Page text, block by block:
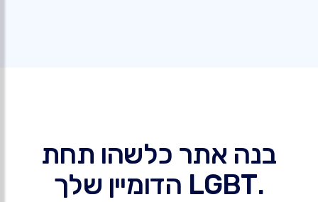
בנה אתר כלשהו תחת
.LGBT הדומיין שלך